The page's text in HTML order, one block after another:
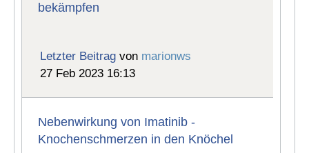
bekämpfen
Letzter Beitrag von marionws
27 Feb 2023 16:13
Nebenwirkung von Imatinib -
Knochenschmerzen in den Knöchel